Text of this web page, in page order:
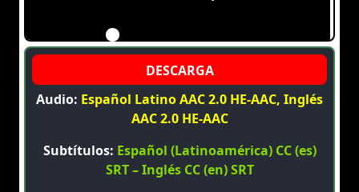
Audio: Español Latino AAC 2.0 HE-AAC, Inglés
AAC 2.0 HE-AAC
Subtítulos: Español (Latinoamérica) CC (es)
SRT – Inglés CC (en) SRT